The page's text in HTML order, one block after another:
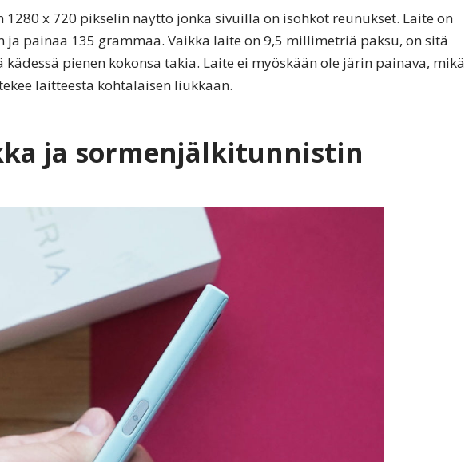
x 720 pikselin näyttö jonka sivuilla on isohkot reunukset. Laite on
ja painaa 135 grammaa. Vaikka laite on 9,5 millimetriä paksu, on sitä
pienen kokonsa takia. Laite ei myöskään ole järin painava, mikä
laitteesta kohtalaisen liukkaan.
ja sormenjälkitunnistin